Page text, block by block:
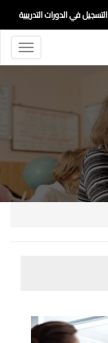
التسجيل في الدورات التدريبية
Toggle